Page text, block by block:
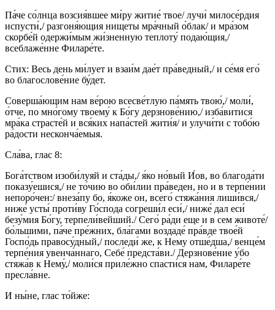
Па́че со́лнца возсия́вшее ми́ру житие́ твое/ лучи́ милосе́рдия
испусти́,/ разгоня́ющия нищеты мра́чный о́блак/ и мра́зом
скорбе́й одержи́мым жи́зненную теплоту́ подаю́щия,/
всеблаже́нне Филаре́те.
Стих: Весь день ми́лует и взаи́м дае́т пра́ведный,/ и се́мя его́
во благослове́ние бу́дет.
Соверша́ющим нам ве́рою всесве́тлую па́мять твою́,/ моли́,
о́тче, по мно́гому твоему́ к Бо́гу дерзнове́нию,/ изба́витися
мра́ка страсте́й и вся́ких напа́стей жити́я/ и улучи́ти с тобо́ю
ра́дости несконча́емыя.
Сла́ва, глас 8:
Бога́тством изоби́луяй и ста́ды,/ я́ко но́вый И́ов, во благода́ти
показу́ешися,/ не то́чию во оби́лии пра́веден, но и в терпе́нии
непоро́чен:/ внеза́пу бо, я́коже он, всего́ стяжа́ния лиши́вся,/
ниже́ усты́ проти́ву Го́спода согреши́л еси́,/ ниже́ дал еси́
безу́мия Бо́гу, терпели́вейший./ Сего́ ра́ди еще и в сем животе́/
бо́льшими, па́че пре́жних, бла́гами воздаде́ пра́вде твое́й
Госпо́дь правосу́дный,/ последи́ же, к Нему отше́дша,/ венце́м
терпе́ния увенча́ннаго, Себе́ предста́ви./ Дерзнове́ние у́бо
стяжа́в к Нему́,/ моли́ся приле́жно спасти́ся нам, Филаре́те
пресла́вне.
И ны́не, глас то́йже: